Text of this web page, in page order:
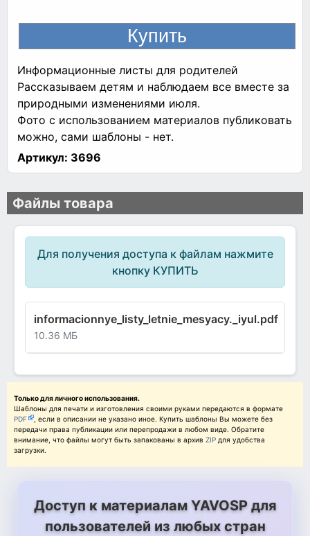
Информационные листы для родителей
Рассказываем детям и наблюдаем все вместе за
природными изменениями июля.
Фото с использованием материалов публиковать
можно, сами шаблоны - нет.
Артикул: 3696
Файлы товара
Для получения доступа к файлам нажмите
кнопку КУПИТЬ
informacionnye_listy_letnie_mesyacy._iyul.pdf
10.36 МБ
Только для личного использования.
Шаблоны для печати и изготовления своими руками передаются в формате
PDF
, если в описании не указано иное. Купить шаблоны Вы можете без
передачи права публикации или перепродажи в любом виде. Обратите
внимание, что файлы могут быть запакованы в архив ZIP для удобства
загрузки.
Доступ к материалам YAVOSP для
пользователей из любых стран